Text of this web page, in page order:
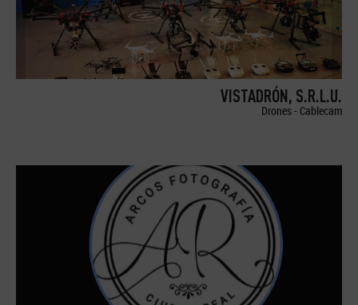
VISTADRÓN, S.R.L.U.
Drones - Cablecam